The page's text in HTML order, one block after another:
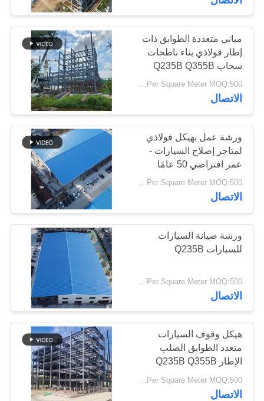
حل
خطأ
BLOG
خريطة
الموقع
PRIVACY
POLICY
مباني متعددة الطوابق ذات
إطار فولاذي بناء ناطحات
سحاب Q235B Q355B
USD29-USD99 Per Square Meter MOQ:500 متر مربع
الاتصال
ورشة عمل بهيكل فولاذي
لمتاجر إصلاح السيارات -
عمر افتراضي 50 عامًا
USD29-USD99 Per Square Meter MOQ:500 متر مربع
الاتصال
ورشة صيانة السيارات
للسيارات Q235B
الاتصال
هيكل وقوف السيارات
متعدد الطوابق الصلب
الإطار Q235B Q355B
USD29-USD99 Per Square Meter MOQ:500 متر مربع
الاتصال